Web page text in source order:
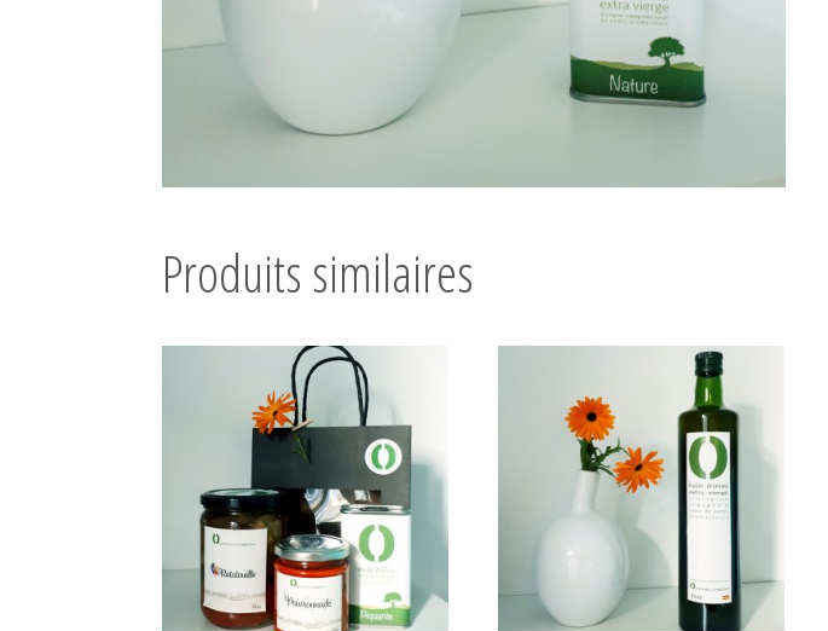
Produits similaires